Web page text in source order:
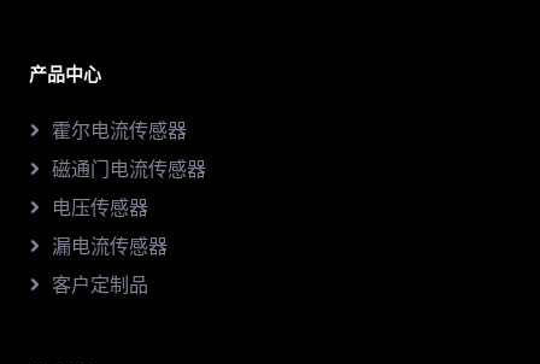
产品中心
霍尔电流传感器
磁通门电流传感器
电压传感器
漏电流传感器
客户定制品